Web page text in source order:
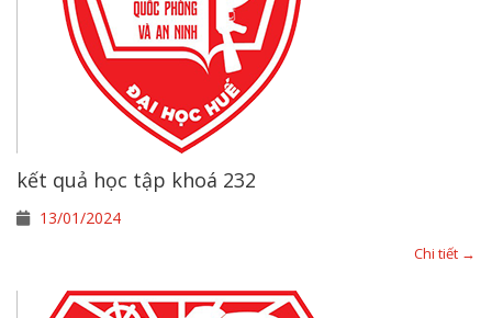
kết quả học tập khoá 232
13/01/2024
Chi tiết →